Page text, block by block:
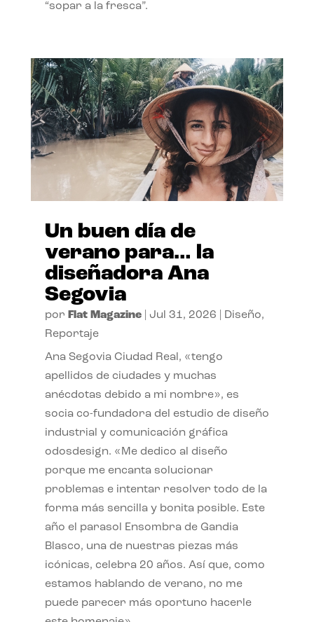
“sopar a la fresca”.
Un buen día de
verano para… la
diseñadora Ana
Segovia
por Flat Magazine| Jul 31, 2026 Diseño,
Reportaje
Ana Segovia Ciudad Real, «tengo
apellidos de ciudades y muchas
anécdotas debido a mi nombre», es
socia co-fundadora del estudio de diseño
industrial y comunicación gráfica
odosdesign. «Me dedico al diseño
porque me encanta solucionar
problemas e intentar resolver todo de la
forma más sencilla y bonita posible. Este
año el parasol Ensombra de Gandia
Blasco, una de nuestras piezas más
icónicas, celebra 20 años. Así que, como
estamos hablando de verano, no me
puede parecer más oportuno hacerle